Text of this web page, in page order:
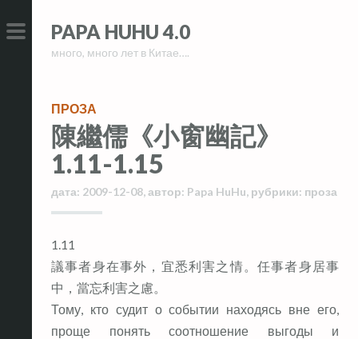
to
PRIMARY
to
PAPA HUHU 4.0
много, много лет в Китае….
ПРОЗА
陳繼儒《小窗幽記》
1.11-1.15
дата: 2009-12-08,автор: Papa HuHu, рубрики: проза
1.11
議事者身在事外，宜悉利害之情。任事者身居事
中，當忘利害之慮。
Тому, кто судит о событии находясь вне его,
проще понять соотношение выгоды и